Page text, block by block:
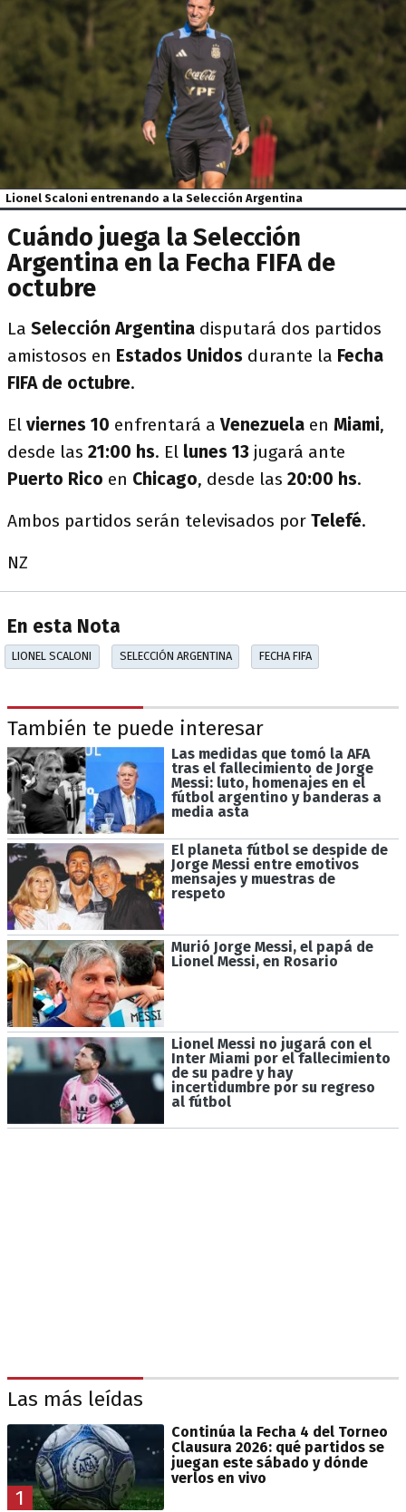
Lionel Scaloni entrenando a la Selección Argentina
Cuándo juega la Selección
Argentina en la Fecha FIFA de
octubre
La Selección Argentina disputará dos partidos
amistosos en Estados Unidos durante la Fecha
FIFA de octubre.
El viernes 10 enfrentará aVenezuela en Miami,
desde las 21:00 hs. El lunes 13 jugará ante
Puerto Rico en Chicago, desde las 20:00 hs.
Ambos partidos serán televisados por Telefé.
NZ
En esta Nota
LIONEL SCALONI SELECCIÓN ARGENTINA FECHA FIFA
También te puede interesar
Las medidas que tomó la AFA
tras el fallecimiento de Jorge
Messi: luto, homenajes en el
fútbol argentino y banderas a
media asta
El planeta fútbol se despide de
Jorge Messi entre emotivos
mensajes y muestras de
respeto
Murió Jorge Messi, el papá de
Lionel Messi, en Rosario
Lionel Messi no jugará con el
Inter Miami por el fallecimiento
de su padre y hay
incertidumbre por su regreso
al fútbol
Las más leídas
1
Continúa la Fecha 4 del Torneo
Clausura 2026: qué partidos se
juegan este sábado y dónde
verlos en vivo